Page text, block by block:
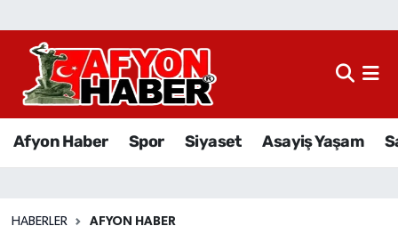
Afyon Haber Spor Siyaset Asayiş Yaşam
HABERLER AFYON HABER
Afyon Haber